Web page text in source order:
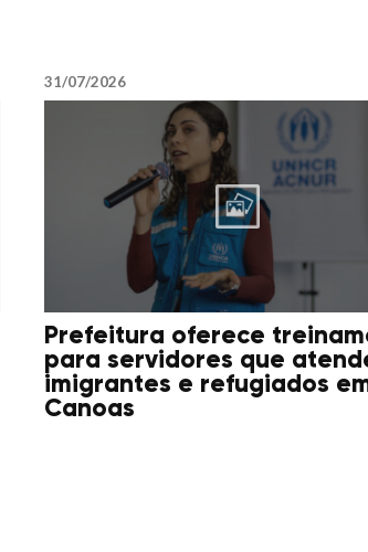
31/07/2026
Prefeitura oferece
para servidores que
imigrantes e refugiados
Canoas